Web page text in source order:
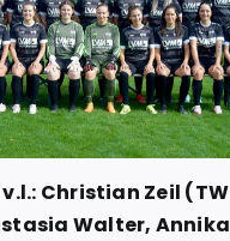
Christian Zeil (TW
Walter, Annika